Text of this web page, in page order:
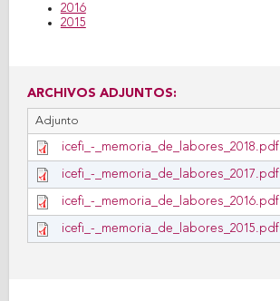
2016
2015
ARCHIVOS ADJUNTOS:
Adjunto
icefi_-_memoria_de_labores_2018.pdf
icefi_-_memoria_de_labores_2017.pdf
icefi_-_memoria_de_labores_2016.pdf
icefi_-_memoria_de_labores_2015.pdf